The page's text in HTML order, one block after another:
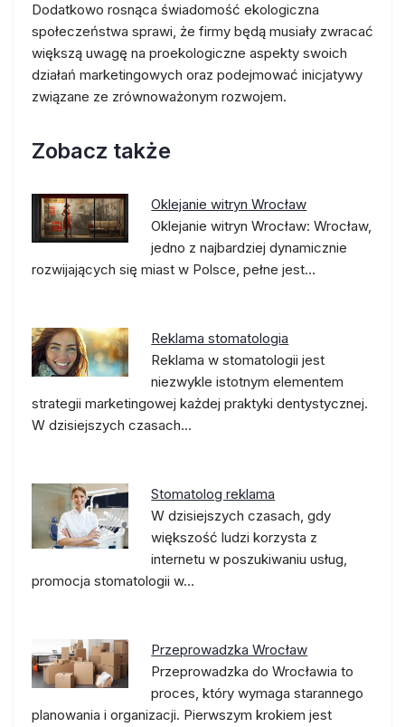
Dodatkowo rosnąca świadomość ekologiczna
społeczeństwa sprawi, że firmy będą musiały zwracać
większą uwagę na proekologiczne aspekty swoich
działań marketingowych oraz podejmować inicjatywy
związane ze zrównoważonym rozwojem.
Zobacz także
Oklejanie witryn Wrocław
Oklejanie witryn Wrocław: Wrocław,
jedno z najbardziej dynamicznie
rozwijających się miast w Polsce, pełne jest…
Reklama stomatologia
Reklama w stomatologii jest
niezwykle istotnym elementem
strategii marketingowej każdej praktyki dentystycznej.
W dzisiejszych czasach…
Stomatolog reklama
W dzisiejszych czasach, gdy
większość ludzi korzysta z
internetu w poszukiwaniu usług,
promocja stomatologii w…
Przeprowadzka Wrocław
Przeprowadzka do Wrocławia to
proces, który wymaga starannego
planowania i organizacji. Pierwszym krokiem jest